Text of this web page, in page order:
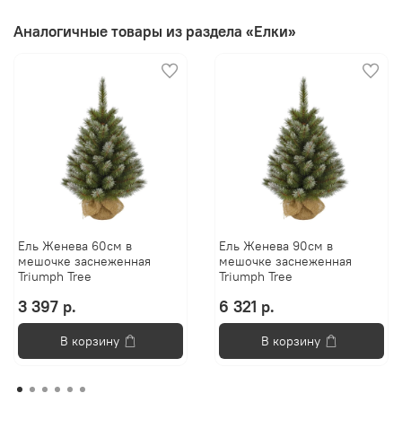
Аналогичные товары из раздела «Елки»
Ель Женева 60см в
мешочке заснеженная
Triumph Tree
3 397 р.
В корзину
Ель Женева 90см в
мешочке заснеженная
Triumph Tree
6 321 р.
В корзину